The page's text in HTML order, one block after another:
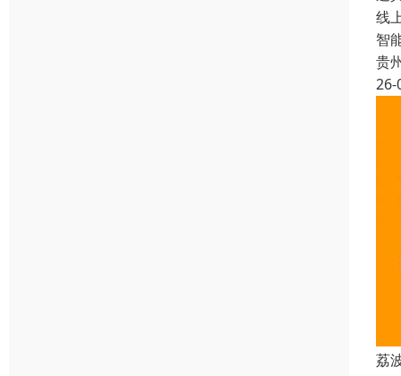
线
智
贵
26-
荔